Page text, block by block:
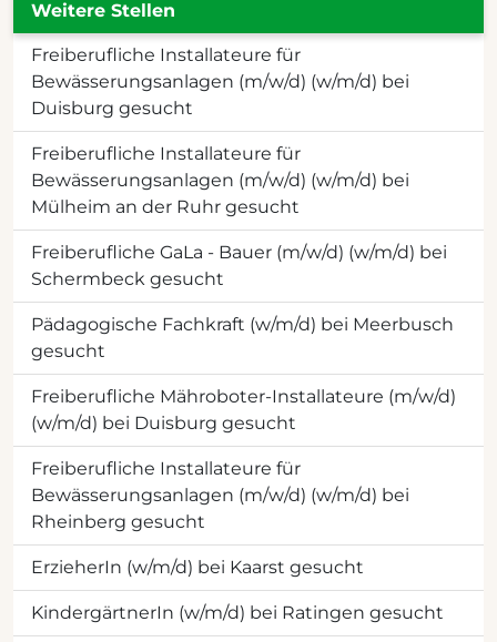
Weitere Stellen
Freiberufliche Installateure für
Bewässerungsanlagen (m/w/d) (w/m/d) bei
Duisburg gesucht
Freiberufliche Installateure für
Bewässerungsanlagen (m/w/d) (w/m/d) bei
Mülheim an der Ruhr gesucht
Freiberufliche GaLa - Bauer (m/w/d) (w/m/d) bei
Schermbeck gesucht
Pädagogische Fachkraft (w/m/d) bei Meerbusch
gesucht
Freiberufliche Mähroboter-Installateure (m/w/d)
(w/m/d) bei Duisburg gesucht
Freiberufliche Installateure für
Bewässerungsanlagen (m/w/d) (w/m/d) bei
Rheinberg gesucht
ErzieherIn (w/m/d) bei Kaarst gesucht
KindergärtnerIn (w/m/d) bei Ratingen gesucht